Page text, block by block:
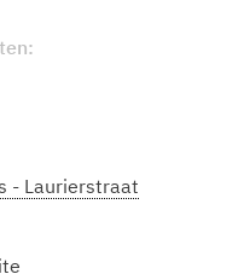
- Laurierstraat